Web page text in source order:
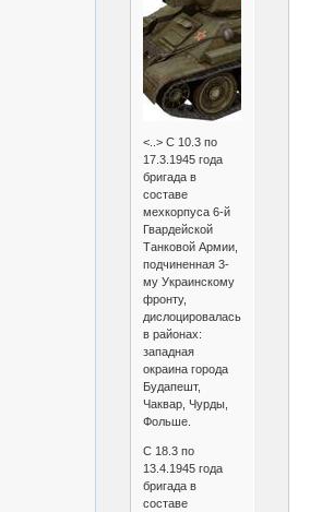
<..> С 10.3 по
17.3.1945 года
бригада в
составе
мехкорпуса 6-й
Гвардейской
Танковой Армии,
подчиненная 3-
му Украинскому
фронту,
дислоцировалась
в районах:
западная
окраина города
Будапешт,
Чаквар, Чурды,
Фольше.
С 18.3 по
13.4.1945 года
бригада в
составе